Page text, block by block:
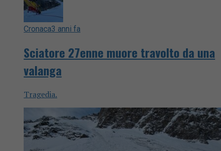
Cronaca3 anni fa
Sciatore 27enne muore travolto da una
valanga
Tragedia.